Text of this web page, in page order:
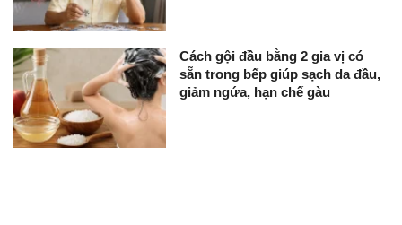
Cách gội đầu bằng 2 gia vị có
sẵn trong bếp giúp sạch da đầu,
giảm ngứa, hạn chế gàu